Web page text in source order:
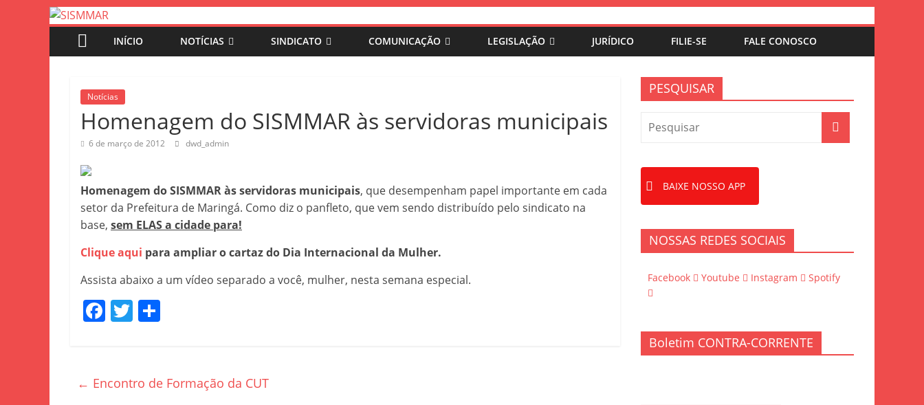
Pular
paraSISMMAR
SINDICATO
INÍCIO NOTÍCIAS SINDICATO COMUNICAÇÃO LEGISLAÇÃO JURÍDICO FILIE-SE FALE CONOSCO
Notícias
Homenagem do SISMMAR às servidoras municipais
6 de março de 2012 dwd_admin
Homenagem do SISMMAR às servidoras municipais, que desempenham papel importante em cada
setor da Prefeitura de Maringá. Como diz o panfleto, que vem sendo distribuído pelo sindicato na
base, sem ELAS a cidade para!
Clique aqui para ampliar o cartaz do Dia Internacional da Mulher.
Assista abaixo a um vídeo separado a você, mulher, nesta semana especial.
F
e
T
er e
← Encontro de Formação da CUT
PESQUISAR
BAIXE NOSSO APP
NOSSAS REDES SOCIAIS
Facebook Youtube Instagram Spotify
Boletim CONTRA-CORRENTE